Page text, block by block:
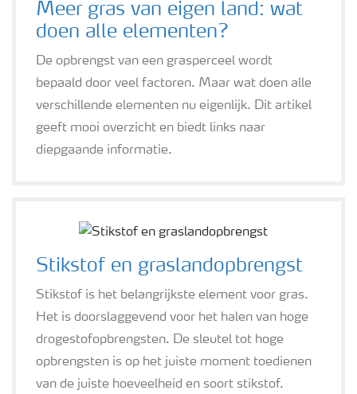
Meer gras van eigen land: wat
doen alle elementen?
De opbrengst van een grasperceel wordt
bepaald door veel factoren. Maar wat doen alle
verschillende elementen nu eigenlijk. Dit artikel
geeft mooi overzicht en biedt links naar
diepgaande informatie.
Stikstof en graslandopbrengst
Stikstof is het belangrijkste element voor gras.
Het is doorslaggevend voor het halen van hoge
drogestofopbrengsten. De sleutel tot hoge
opbrengsten is op het juiste moment toedienen
van de juiste hoeveelheid en soort stikstof.